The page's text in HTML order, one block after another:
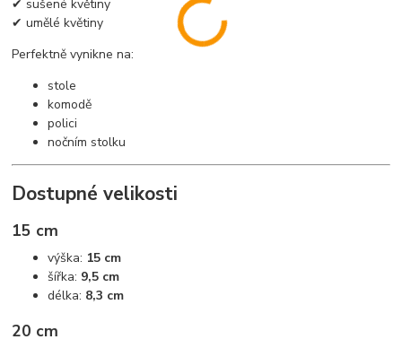
✔ sušené květiny
✔ umělé květiny
Perfektně vynikne na:
stole
komodě
polici
nočním stolku
Dostupné velikosti
15 cm
výška: 15 cm
šířka: 9,5 cm
délka: 8,3 cm
20 cm